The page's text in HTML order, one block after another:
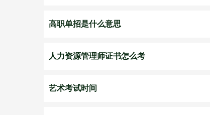
高职单招是什么意思
人力资源管理师证书怎么考
艺术考试时间